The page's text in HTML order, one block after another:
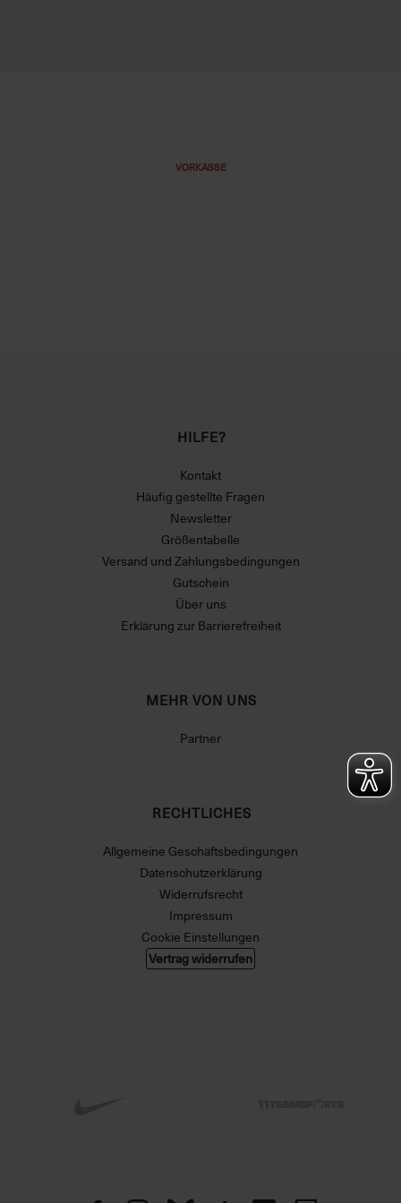
VORKASSE
HILFE?
Kontakt
Häufig gestellte Fragen
Newsletter
Größentabelle
Versand und Zahlungsbedingungen
Gutschein
Über uns
Erklärung zur Barrierefreiheit
MEHR VON UNS
Partner
RECHTLICHES
Allgemeine Geschäftsbedingungen
Datenschutzerklärung
Widerrufsrecht
Impressum
Cookie Einstellungen
Vertrag widerrufen